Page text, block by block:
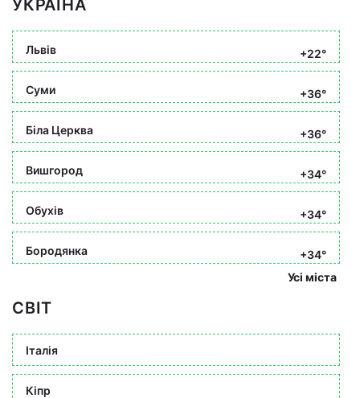
УКРАЇНА
Львів +22°
Суми +36°
Біла Церква +36°
Вишгород +34°
Обухів +34°
Бородянка
+34°
Усі міста
СВІТ
Італія
Кіпр